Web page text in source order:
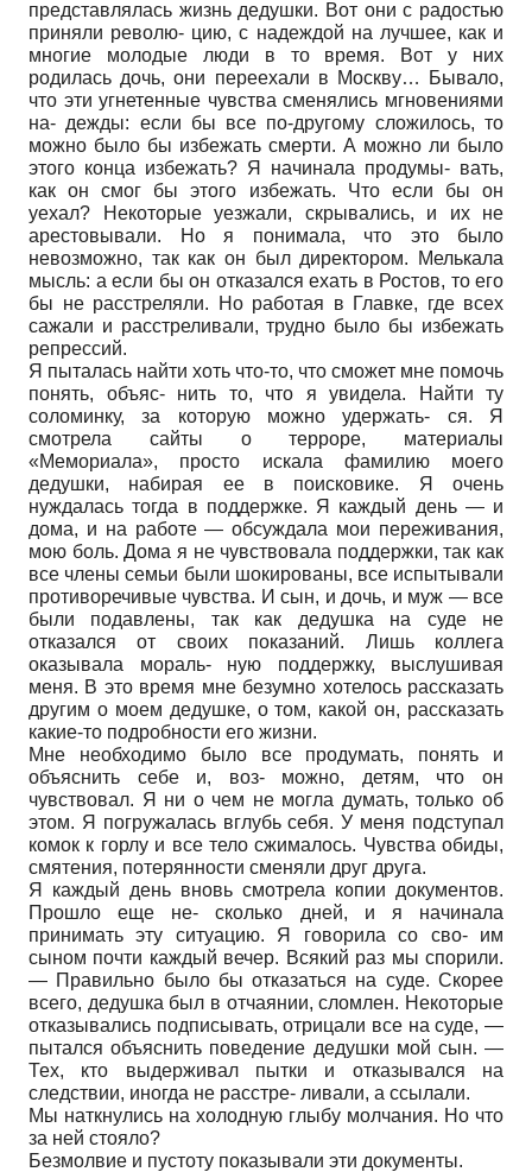
представлялась жизнь дедушки. Вот они с радостью
приняли револю- цию, с надеждой на лучшее, как и
многие молодые люди в то время. Вот у них
родилась дочь, они переехали в Москву… Бывало,
что эти угнетенные чувства сменялись мгновениями
на- дежды: если бы все по-другому сложилось, то
можно было бы избежать смерти. А можно ли было
этого конца избежать? Я начинала продумы- вать,
как он смог бы этого избежать. Что если бы он
уехал? Некоторые уезжали, скрывались, и их не
арестовывали. Но я понимала, что это было
невозможно, так как он был директором. Мелькала
мысль: а если бы он отказался ехать в Ростов, то его
бы не расстреляли. Но работая в Главке, где всех
сажали и расстреливали, трудно было бы избежать
репрессий.
Я пыталась найти хоть что-то, что сможет мне помочь
понять, объяс- нить то, что я увидела. Найти ту
соломинку, за которую можно удержать- ся. Я
смотрела сайты о терроре, материалы
«Мемориала», просто искала фамилию моего
дедушки, набирая ее в поисковике. Я очень
нуждалась тогда в поддержке. Я каждый день — и
дома, и на работе — обсуждала мои переживания,
мою боль. Дома я не чувствовала поддержки, так как
все члены семьи были шокированы, все испытывали
противоречивые чувства. И сын, и дочь, и муж — все
были подавлены, так как дедушка на суде не
отказался от своих показаний. Лишь коллега
оказывала мораль- ную поддержку, выслушивая
меня. В это время мне безумно хотелось рассказать
другим о моем дедушке, о том, какой он, рассказать
какие-то подробности его жизни.
Мне необходимо было все продумать, понять и
объяснить себе и, воз- можно, детям, что он
чувствовал. Я ни о чем не могла думать, только об
этом. Я погружалась вглубь себя. У меня подступал
комок к горлу и все тело сжималось. Чувства обиды,
смятения, потерянности сменяли друг друга.
Я каждый день вновь смотрела копии документов.
Прошло еще не- сколько дней, и я начинала
принимать эту ситуацию. Я говорила со сво- им
сыном почти каждый вечер. Всякий раз мы спорили.
— Правильно было бы отказаться на суде. Скорее
всего, дедушка был в отчаянии, сломлен. Некоторые
отказывались подписывать, отрицали все на суде, —
пытался объяснить поведение дедушки мой сын. —
Тех, кто выдерживал пытки и отказывался на
следствии, иногда не расстре- ливали, а ссылали.
Мы наткнулись на холодную глыбу молчания. Но что
за ней стояло?
Безмолвие и пустоту показывали эти документы.